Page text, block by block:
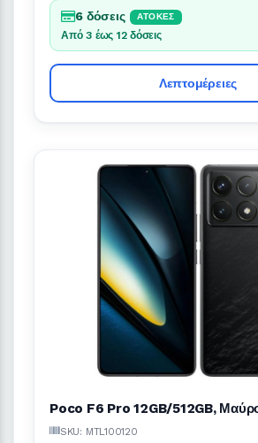
6 δόσεις ΆΤΟΚΕΣ
Από 3 έως 12 δόσεις
Λεπτομέρειες
Poco F6 Pro 12GB/512GB,
SKU: MTL100120